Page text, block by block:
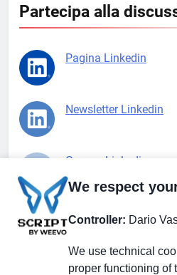
Partecipa alla
Pagina Linkedin
Newsletter Linkedin
Gruppo Linkedin
X.com
We respect
Controller: Dario
We use technical
proper functioning of